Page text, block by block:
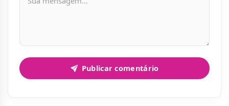
Publicar comentário